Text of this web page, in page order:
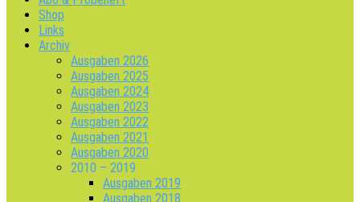
Shop
Links
Archiv
Ausgaben 2026
Ausgaben 2025
Ausgaben 2024
Ausgaben 2023
Ausgaben 2022
Ausgaben 2021
Ausgaben 2020
2010 – 2019
Ausgaben 2019
Ausgaben 2018